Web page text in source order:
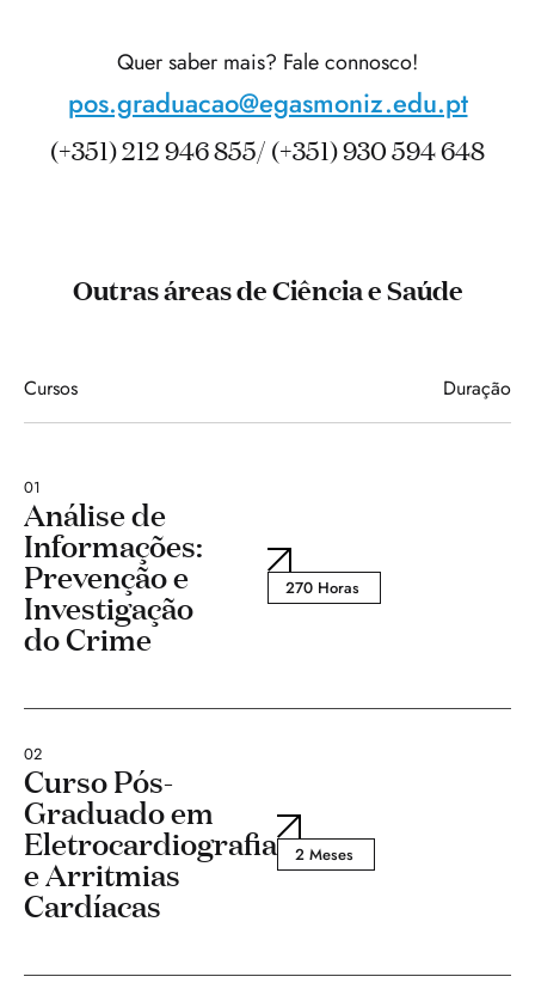
Quer saber mais? Fale connosco!
pos.graduacao@egasmoniz.edu.pt
(+351) 212 946 855/ (+351) 930 594 648
Outras áreas de Ciência e Saúde
Cursos Duração
01
Análise de
Informações:
Prevenção e
Investigação
do Crime
270 Horas
02
Curso Pós-
Graduado em
Eletrocardiografia
e Arritmias
Cardíacas
2 Meses